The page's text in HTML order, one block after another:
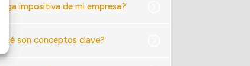
impositiva de mi empresa?
son conceptos clave?